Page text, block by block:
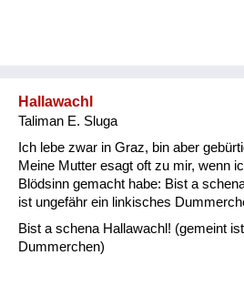
Hallawachl
Taliman E. Sluga
Ich lebe zwar in Graz, bin aber
Meine Mutter esagt oft zu mir, wenn
Blödsinn gemacht habe: Bist a
ist ungefähr ein linkisches
Bist a schena Hallawachl! (gemeint
Dummerchen)